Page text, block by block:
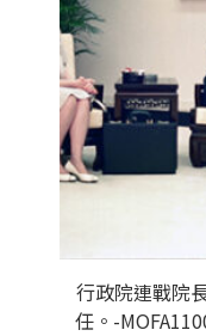
行政院連戰院
任。-